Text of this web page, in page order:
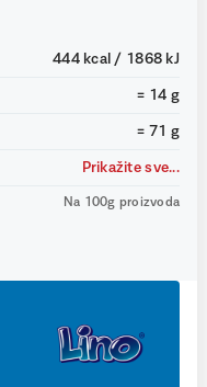
444 kcal / 1868 kJ
= 14 g
= 71 g
Prikažite sve...
Na 100g proizvoda